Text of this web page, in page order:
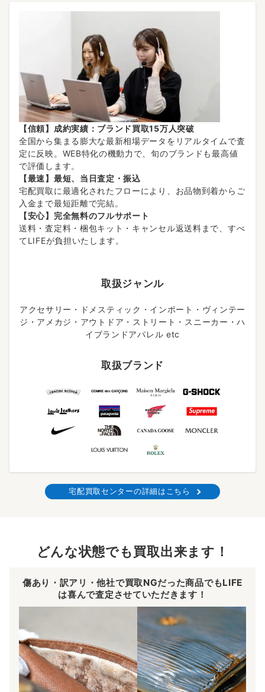
【信頼】成約実績：ブランド買取15万人突破
全国から集まる膨大な最新相場データをリアルタイムで査
定に反映。WEB特化の機動力で、旬のブランドも最高値
で評価します。
【最速】最短、当日査定・振込
宅配買取に最適化されたフローにより、お品物到着からご
入金まで最短距離で完結。
【安心】完全無料のフルサポート
送料・査定料・梱包キット・キャンセル返送料まで、すべ
てLIFEが負担いたします。
取扱ジャンル
アクセサリー・ドメスティック・インポート・ヴィンテー
ジ・アメカジ・アウトドア・ストリート・スニーカー・ハ
イブランドアパレル etc
取扱ブランド
宅配買取センターの詳細はこちら
どんな状態でも買取出来ます！
傷あり・訳アリ・他社で買取NGだった商品でもLIFE
は喜んで査定させていただきます！